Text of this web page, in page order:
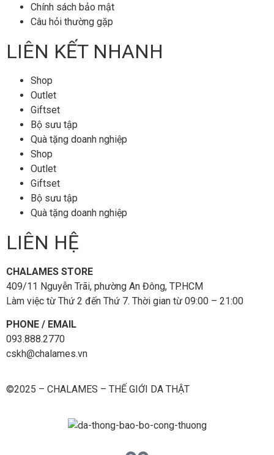
Chính sách bảo mật
Câu hỏi thường gặp
LIÊN KẾT NHANH
Shop
Outlet
Giftset
Bộ sưu tập
Quà tặng doanh nghiệp
Shop
Outlet
Giftset
Bộ sưu tập
Quà tặng doanh nghiệp
LIÊN HỆ
CHALAMES STORE
409/11 Nguyễn Trãi, phường An Đông, TP.HCM
Làm việc từ Thứ 2 đến Thứ 7. Thời gian từ 09:00 – 21:00
PHONE / EMAIL
093.888.2770
cskh@chalames.vn
©2025 – CHALAMES – THẾ GIỚI DA THẬT